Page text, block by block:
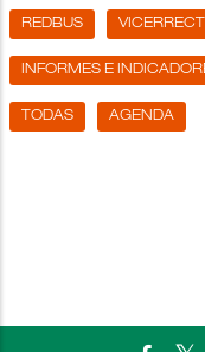
REDBUS
INFORMES E
TODAS AGENDA